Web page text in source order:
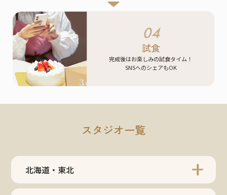
04
試食
完成後はお楽しみの試食タイム！
SNSへのシェアもOK
スタジオ一覧
北海道・東北